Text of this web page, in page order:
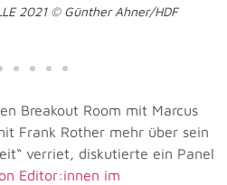
2021 © Günther Ahner/HDF
Breakout Room mit Marcus
Frank Rother mehr über sein
verriet, diskutierte ein Panel
Editor:innen im